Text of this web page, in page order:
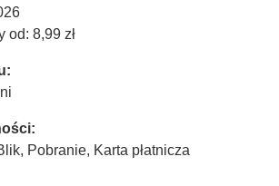
od: 8,99 zł
Pobranie, Karta płatnicza